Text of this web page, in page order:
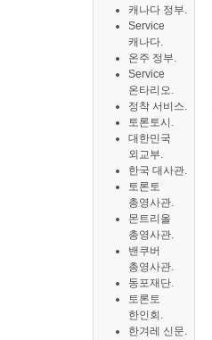
캐나다 정부.
Service
캐나다.
온주 정부.
Service
온타리오.
정착 서비스.
토론토시.
대한민국
외교부.
한국 대사관.
토론토
총영사관.
몬트리올
총영사관.
밴쿠버
총영사관.
동포재단.
토론토
한인회.
한겨레 신문.